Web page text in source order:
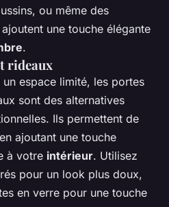
ou même des
une touche élégante
.
rideaux
espace limité, les portes
sont des alternatives
Ils permettent de
ajoutant une touche
à votre intérieur. Utilisez
pour un look plus doux,
en verre pour une touche